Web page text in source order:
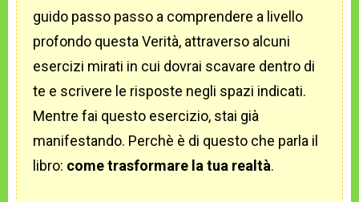
guido passo passo a comprendere a livello
profondo questa Verità, attraverso alcuni
esercizi mirati in cui dovrai scavare dentro di
te e scrivere le risposte negli spazi indicati.
Mentre fai questo esercizio, stai già
manifestando. Perchè è di questo che parla il
libro: come trasformare la tua realtà.